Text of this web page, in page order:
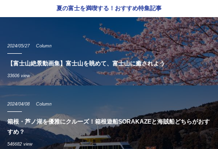
夏の富士を満喫する！おすすめ特集記事
2024/05/27 Column
【富士山絶景動画集】富士山を眺めて、富士山に癒されよう
33606 view
2024/04/08 Column
箱根・芦ノ湖を優雅にクルーズ！箱根遊船SORAKAZEと海賊船どちらがおす
すめ？
546682 view